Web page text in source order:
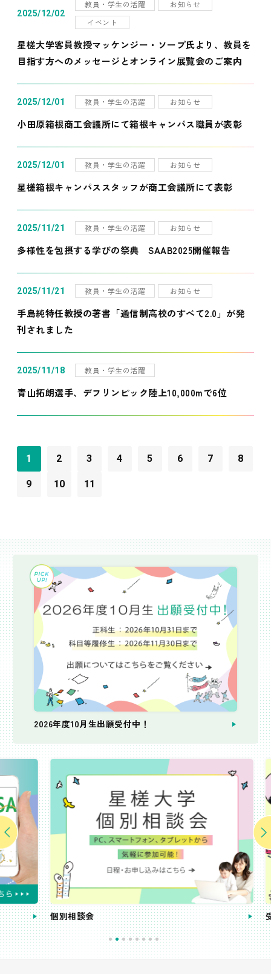
2025/12/02
教員・学生の活躍
お知らせ
イベント
星槎大学客員教授マッケンジー・ソープ氏より、教員を
目指す方へのメッセージとオンライン展覧会のご案内
2025/12/01 教員・学生の活躍 お知らせ
小田原箱根商工会議所にて箱根キャンパス職員が表彰
2025/12/01 教員・学生の活躍 お知らせ
星槎箱根キャンパススタッフが商工会議所にて表彰
2025/11/21 教員・学生の活躍 お知らせ
多様性を包摂する学びの祭典 SAAB2025開催報告
2025/11/21 教員・学生の活躍 お知らせ
手島純特任教授の著書「通信制高校のすべて2.0」が発
刊されました
2025/11/18 教員・学生の活躍
青山拓朗選手、デフリンピック陸上10,000mで6位
1 2 3 4 5 6 7 8
9 10 11
2026年度10月生出願受付中！
個別相談会 受講